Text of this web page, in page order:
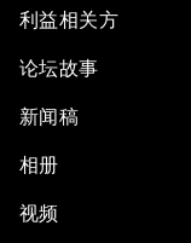
利益相关方
论坛故事
新闻稿
相册
视频